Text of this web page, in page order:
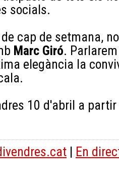
socials.
cap de setmana,
Marc Giró.
elegància la
10 d'abril a
| En